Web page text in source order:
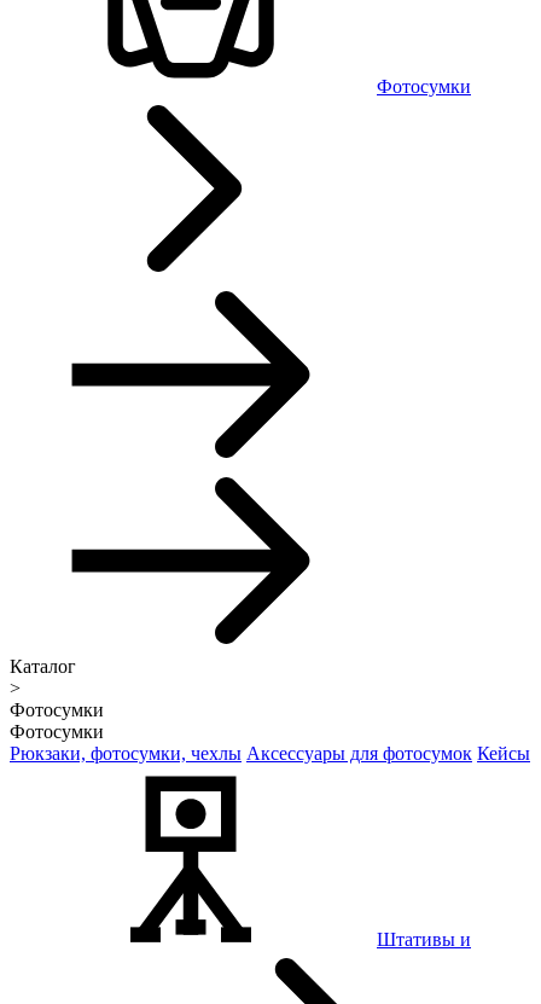
Фотосумки
Каталог
>
Фотосумки
Фотосумки
Рюкзаки, фотосумки, чехлы Аксессуары для фотосумок Кейсы
Штативы и